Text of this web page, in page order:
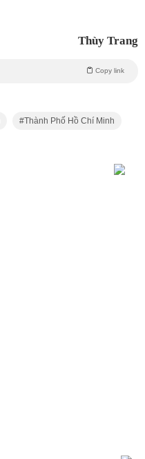
Thùy Trang
Copy link
Thành Phố Hồ Chí Minh